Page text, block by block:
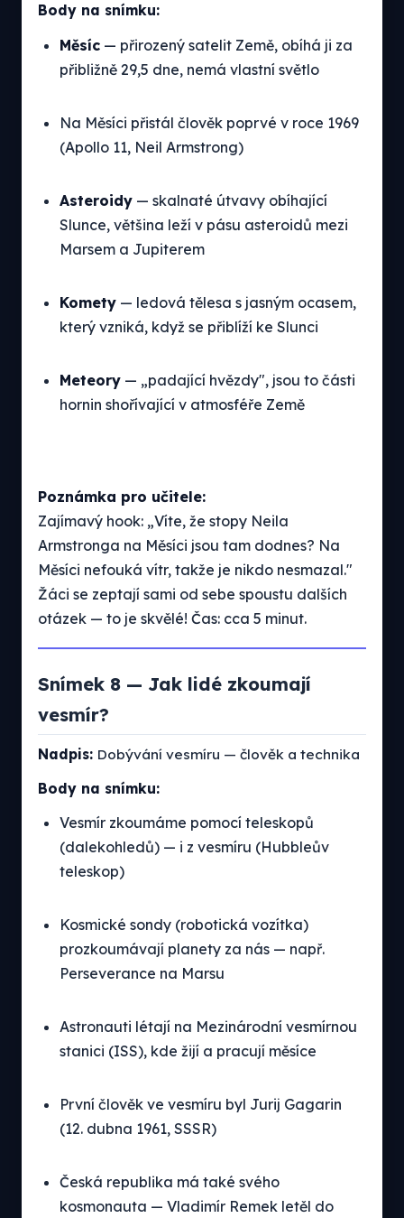
Body na snímku:
Měsíc — přirozený satelit Země, obíhá ji za
přibližně 29,5 dne, nemá vlastní světlo
Na Měsíci přistál člověk poprvé v roce 1969
(Apollo 11, Neil Armstrong)
Asteroidy — skalnaté útvavy obíhající
Slunce, většina leží v pásu asteroidů mezi
Marsem a Jupiterem
Komety — ledová tělesa s jasným ocasem,
který vzniká, když se přiblíží ke Slunci
Meteory — „padající hvězdy", jsou to části
hornin shořívající v atmosféře Země
Poznámka pro učitele:
Zajímavý hook: „Víte, že stopy Neila
Armstronga na Měsíci jsou tam dodnes? Na
Měsíci nefouká vítr, takže je nikdo nesmazal."
Žáci se zeptají sami od sebe spoustu dalších
otázek — to je skvělé! Čas: cca 5 minut.
Snímek 8 — Jak lidé zkoumají
vesmír?
Nadpis: Dobývání vesmíru — člověk a technika
Body na snímku:
Vesmír zkoumáme pomocí teleskopů
(dalekohledů) — i z vesmíru (Hubbleův
teleskop)
Kosmické sondy (robotická vozítka)
prozkoumávají planety za nás — např.
Perseverance na Marsu
Astronauti létají na Mezinárodní vesmírnou
stanici (ISS), kde žijí a pracují měsíce
První člověk ve vesmíru byl Jurij Gagarin
(12. dubna 1961, SSSR)
Česká republika má také svého
kosmonauta — Vladimír Remek letěl do